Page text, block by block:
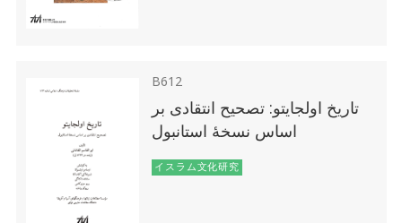
B612
تاریخ اولجایتو: تصحیح انتقادی بر
اساس نسخۀ استانبول
イスラム文化研究